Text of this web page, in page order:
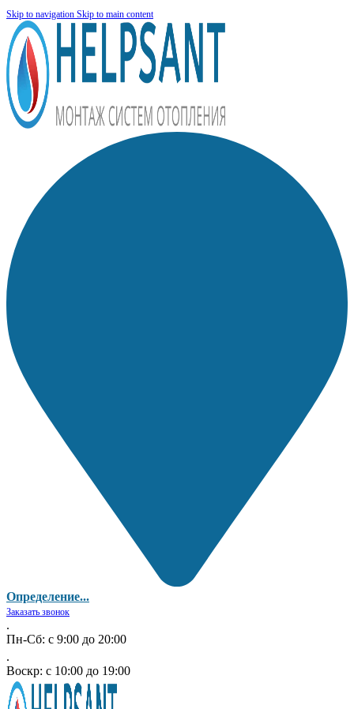
Skip to navigation Skip to main content
Определение...
Заказать звонок
.
Пн-Сб: с 9:00 до 20:00
.
Воскр: с 10:00 до 19:00